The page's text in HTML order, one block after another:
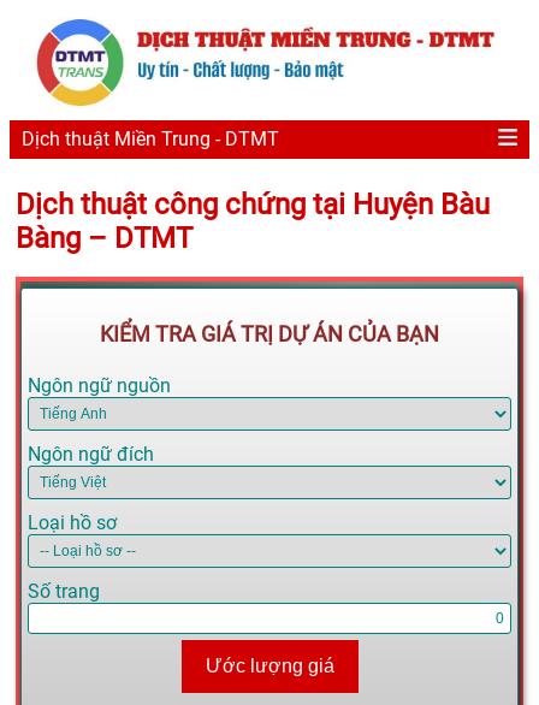
Dịch thuật Miền Trung - DTMT
Dịch thuật công chứng tại Huyện Bàu
Bàng – DTMT
KIỂM TRA GIÁ TRỊ DỰ ÁN CỦA BẠN
Ngôn ngữ nguồn
Ngôn ngữ đích
Loại hồ sơ
Số trang
Ước lượng giá